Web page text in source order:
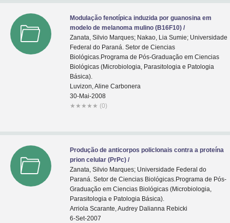
Modulaçăo fenotípica induzida por guanosina em
modelo de melanoma mulino (B16F10) /
Zanata, Silvio Marques; Nakao, Lia Sumie; Universidade
Federal do Paraná. Setor de Ciencias
Biológicas.Programa de Pós-Graduaçăo em Ciencias
Biológicas (Microbiologia, Parasitologia e Patologia
Básica).
Luvizon, Aline Carbonera
30-Mai-2008
★ ★ ★ ★ ★ (0)
Produção de anticorpos policlonais contra a proteína
prion celular (PrPc) /
Zanata, Silvio Marques; Universidade Federal do
Paraná. Setor de Ciencias Biológicas.Programa de Pós-
Graduaçăo em Ciencias Biológicas (Microbiologia,
Parasitologia e Patologia Básica).
Arriola Scarante, Audrey Dalianna Rebicki
6-Set-2007